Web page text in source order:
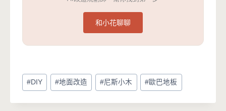
和小花聊聊
Post
Tags:
#DIY #地面改造 #尼斯小木 #歐巴地板